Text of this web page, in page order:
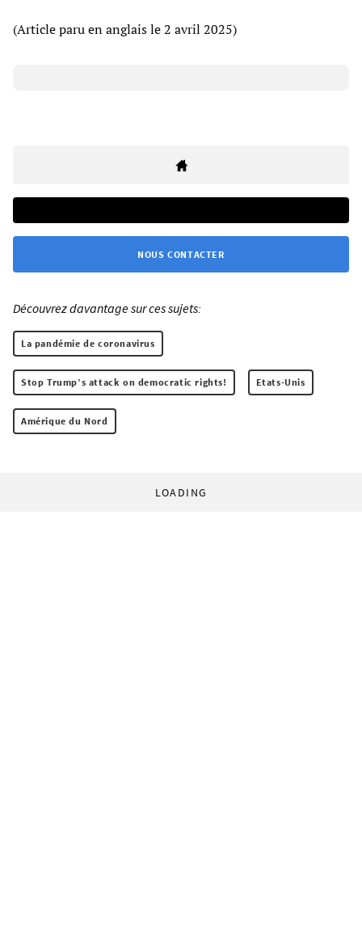
(Article paru en anglais le 2 avril 2025)
NOUS CONTACTER
Découvrez davantage sur ces sujets:
La pandémie de coronavirus
Stop Trump’s attack on democratic rights! Etats-Unis
Amérique du Nord
LOADING